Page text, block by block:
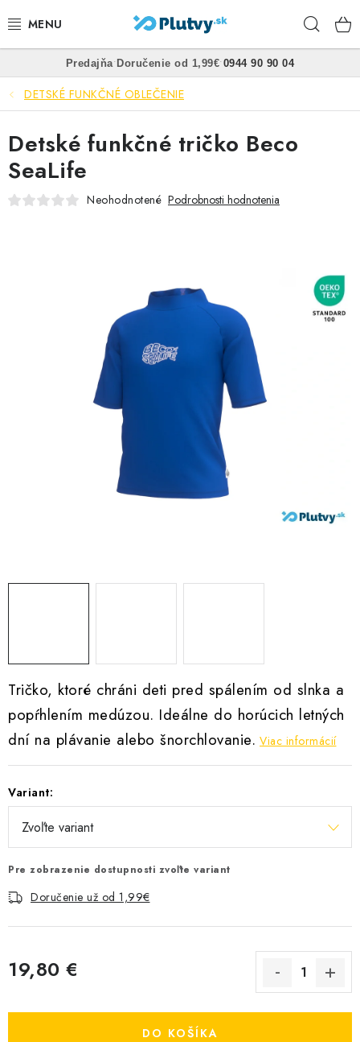
na
PLÁVANIE
ŠNORCHLOVANIE
FREEDIVING
SPEARFISHING
VŠETKO PRE DETI
HRAČKY DO VODY
PODVODNÉ SKÚTRE
Predajňa• Doručenie od 1,99€• 0944 90 90 04
DETSKÉ FUNKČNÉ OBLEČENIE
Tričko, ktoré chráni deti pred spálením od slnka a
popŕhlením medúzou. Ideálne do horúcich letných
dní na plávanie alebo šnorchlovanie. Viac informácií
Variant:
Pre zobrazenie dostupnosti zvoľte variant
Doručenie už od 1,99€
19,80 €
DO KOŠÍKA
Detské funkčné tričko Beco
SeaLife
Neohodnotené Podrobnosti hodnotenia